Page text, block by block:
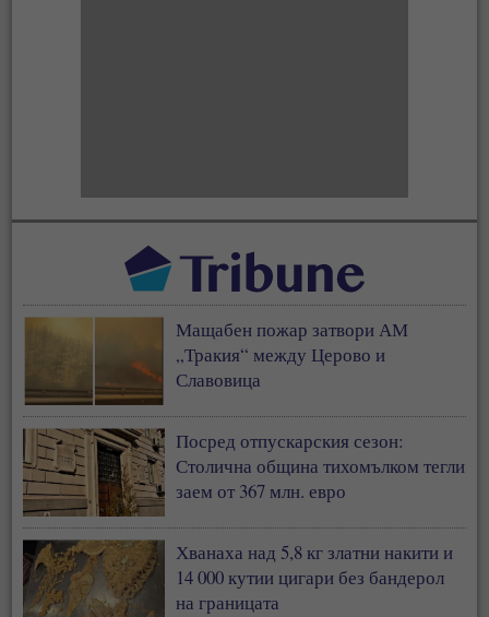
Мащабен пожар затвори АМ
„Тракия“ между Церово и
Славовица
Посред отпускарския сезон:
Столична община тихомълком тегли
заем от 367 млн. евро
Хванаха над 5,8 кг златни накити и
14 000 кутии цигари без бандерол
на границата